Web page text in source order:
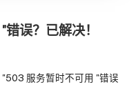
误？已解决！
服务暂时不可用 "错误